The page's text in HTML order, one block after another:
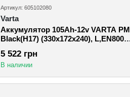
Артикул: 605102080
Varta
Аккумулятор 105Ah-12v VARTA PM
Black(H17) (330х172х240), L,EN800
5 522 грн
В наличии